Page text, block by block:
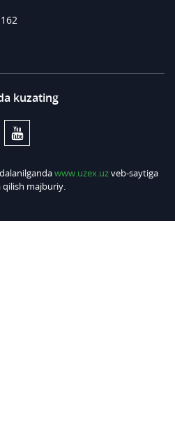
kuzating
www.uzex.uzveb-saytiga
qilish majburiy.